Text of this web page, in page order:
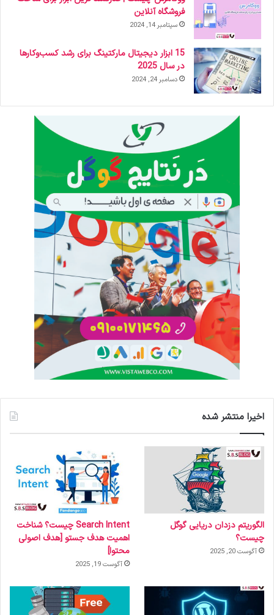
فروشگاه آنلاین
سپتامبر 14, 2024
15 ابزار دیجیتال مارکتینگ برای رشد کسب‌وکارها
در سال 2025
دسامبر 24, 2024
اخیرا منتشر شده
الگوریتم دزدان دریایی گوگل
چیست؟
آگوست 20, 2025
Search Intent چیست؟ شناخت
اهمیت هدف جستو [هدف اصولی
محتوا]
آگوست 19, 2025